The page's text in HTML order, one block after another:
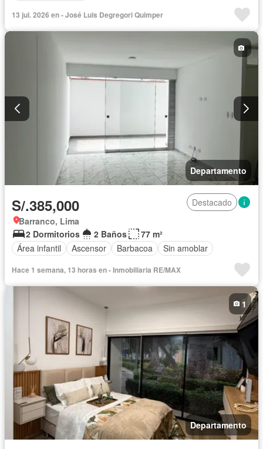
13 jul. 2026 en - José Luis Degregori Quimper
Departamento
S/.385,000
Destacado
Barranco, Lima
2 Dormitorios
2 Baños
77 m²
Área infantil
Ascensor Barbacoa Sin amoblar
Hace 1 semana, 13 horas en - Inmobiliaria RE/MAX
Departamento
1